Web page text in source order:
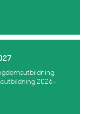
2026–